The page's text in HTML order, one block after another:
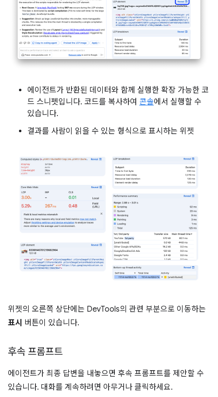
에이전트가 반환된 데이터와 함께 실행한 확장 가능한 코
드 스니펫입니다. 코드를 복사하여 콘솔에서 실행할 수
있습니다.
결과를 사람이 읽을 수 있는 형식으로 표시하는 위젯
위젯의 오른쪽 상단에는 DevTools의 관련 부분으로 이동하는
표시 버튼이 있습니다.
후속 프롬프트
에이전트가 최종 답변을 내놓으면 후속 프롬프트를 제안할 수
있습니다. 대화를 계속하려면 아무거나 클릭하세요.